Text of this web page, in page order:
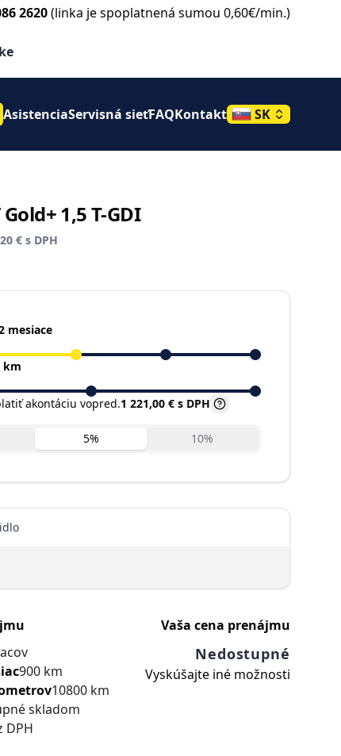
2620(linka je spoplatnená sumou 0,60€/min.)
AsistenciaServisná sieťFAQKontakt SK
1,5 T-GDI
€ s DPH
mesiace
km
akontáciu vopred.1 221,00 € s DPH
5% 10%
900 km
10800 km
skladom
DPH
Vaša cena prenájmu
Nedostupné
Vyskúšajte iné možnosti